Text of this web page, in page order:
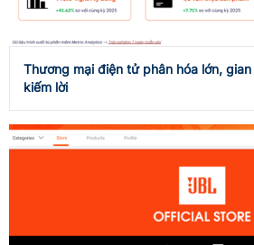
Thương mại điện tử phân hóa lớn,
kiếm lời